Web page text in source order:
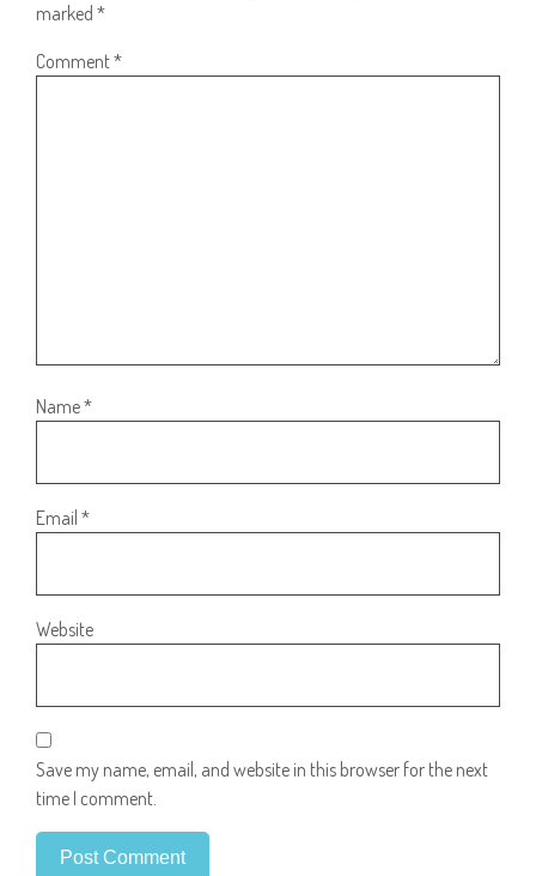
marked *
Comment*
Name*
Email *
Website
Save my name, email, and website in this browser for the next
time I comment.